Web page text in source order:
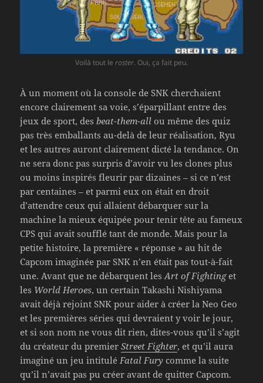
Voilà tout le roster. Oui, ça fait peu.
À un moment où la console de SNK cherchaient
encore clairement sa voie, s’éparpillant entre des
jeux de sport, desbeat-them-all ou même des quiz
pas très emballants au-delà de leur réalisation, Ryu
et les autres auront clairement dicté la tendance. On
ne sera donc pas surpris d’avoir vu les clones plus
ou moins inspirés fleurir par dizaines – si ce n’est
par centaines – et parmi eux on était en droit
d’attendre ceux qui allaient débarquer sur la
machine la mieux équipée pour tenir tête au fameux
CPS qui avait soufflé tant de monde. Mais pour la
petite histoire, la première « réponse » au hit de
Capcom imaginée par SNK n’en était pas tout-à-fait
une. Avant que ne débarquent lesArt of Fightinget
les World Heroes, un certain Takashi Nishiyama
avait déjà rejoint SNK pour aider à créer la Neo Geo
et les premières séries qui devraient y voir le jour,
et si son nom ne vous dit rien, dites-vous qu’il s’agit
du créateur du premierStreet Fighter, et qu’il aura
imaginé un jeu intituléFatal Fury comme la suite
qu’il n’avait pas pu créer avant de quitter Capcom.